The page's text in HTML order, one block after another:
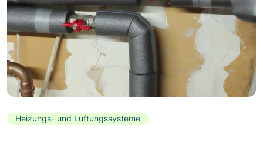
Heizungs- und Lüftungssysteme